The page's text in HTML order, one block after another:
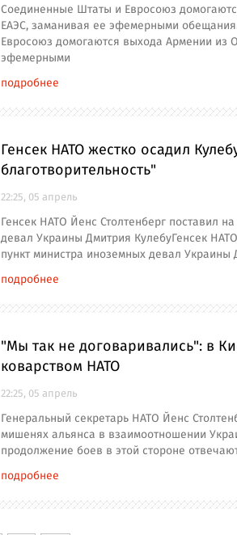
Соединенные Штаты и Евросоюз
ЕАЭС, заманивая ее эфемерными
Евросоюз домогаются выхода Армении из
эфемерными
подробнее
Генсек НАТО жестко осадил
благотворительность"
22:25, 05 апрель
Генсек НАТО Йенс Столтенберг поставил
девал Украины Дмитрия КулебуГенсек
пункт министра иноземных девал Украины
подробнее
"Мы так не договаривались": в
коварством НАТО
22:25, 05 апрель
Генеральный секретарь НАТО Йенс
мишенях альянса в взаимоотношении
продолжение боев в этой стороне
подробнее